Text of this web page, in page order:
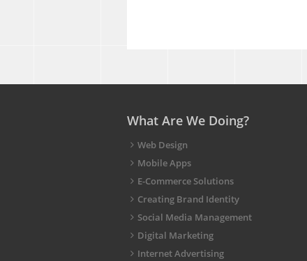
What Are We Doing?
Web Design
Mobile Apps
E-Commerce Solutions
Creating Brand Identity
Social Media Management
Digital Marketing
Internet Advertising